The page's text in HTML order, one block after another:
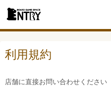
利用規約
店舗に直接お問い合わせください